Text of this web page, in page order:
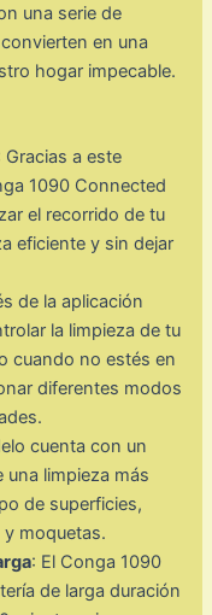
una serie de
en una
hogar impecable.
Gracias a este
1090 Connected
el recorrido de tu
eficiente y sin dejar
de la aplicación
la limpieza de tu
cuando no estés en
diferentes modos
cuenta con un
limpieza más
de superficies,
moquetas.
: El Conga 1090
de larga duración